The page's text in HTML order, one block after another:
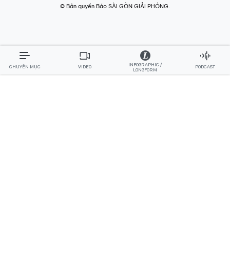
© Bản quyền Báo SÀI GÒN GIẢI PHÓNG.
CHUYÊN MỤC VIDEO
INFOGRAPHIC /
LONGFORM
PODCAST